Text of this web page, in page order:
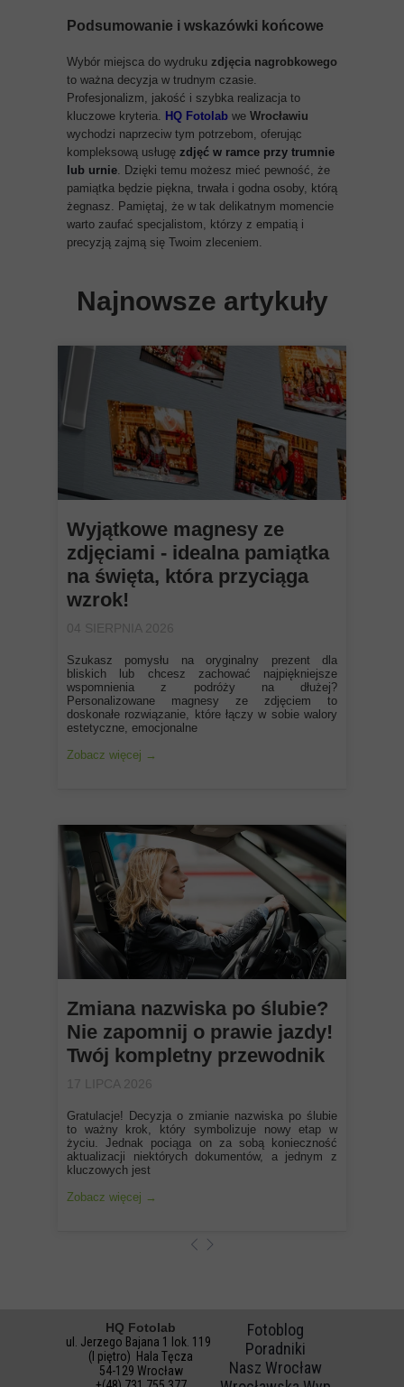
Podsumowanie i wskazówki końcowe
Wybór miejsca do wydruku zdjęcia nagrobkowego
to ważna decyzja w trudnym czasie.
Profesjonalizm, jakość i szybka realizacja to
kluczowe kryteria. HQ Fotolab we Wrocławiu
wychodzi naprzeciw tym potrzebom, oferując
kompleksową usługę zdjęć w ramce przy trumnie
lub urnie. Dzięki temu możesz mieć pewność, że
pamiątka będzie piękna, trwała i godna osoby, którą
żegnasz. Pamiętaj, że w tak delikatnym momencie
warto zaufać specjalistom, którzy z empatią i
precyzją zajmą się Twoim zleceniem.
Najnowsze artykuły
Wyjątkowe magnesy ze
zdjęciami - idealna pamiątka
na święta, która przyciąga
wzrok!
04 SIERPNIA 2026
Szukasz pomysłu na oryginalny prezent dla
bliskich lub chcesz zachować najpiękniejsze
wspomnienia z podróży na dłużej?
Personalizowane magnesy ze zdjęciem to
doskonałe rozwiązanie, które łączy w sobie walory
estetyczne, emocjonalne
Zobacz więcej →
Zmiana nazwiska po ślubie?
Nie zapomnij o prawie jazdy!
Twój kompletny przewodnik
17 LIPCA 2026
Gratulacje! Decyzja o zmianie nazwiska po ślubie
to ważny krok, który symbolizuje nowy etap w
życiu. Jednak pociąga on za sobą konieczność
aktualizacji niektórych dokumentów, a jednym z
kluczowych jest
Zobacz więcej →
HQ Fotolab
ul. Jerzego Bajana 1 lok. 119
(I piętro) Hala Tęcza
54-129 Wrocław
Fotoblog
Poradniki
Nasz Wrocław